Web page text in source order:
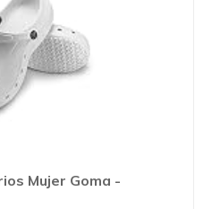
Mujer Goma -